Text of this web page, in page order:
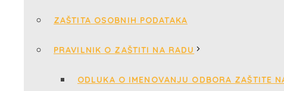
ZAŠTITA OSOBNIH PODATAKA
PRAVILNIK O ZAŠTITI NA RADU
ODLUKA O IMENOVANJU ODBORA ZAŠTITE